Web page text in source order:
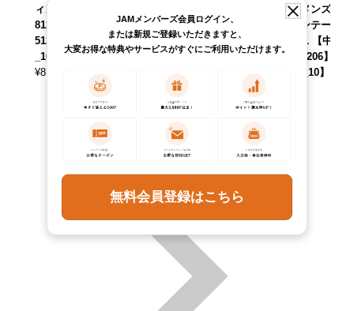
ィンテージ /eaa59
8122 【中古】 【2
51222】 【SS2606
_10】
¥8,690
ジ /eaa615695
【中古】 【26022
8】 【SS2606_1
11,990
ディガン メンズXL
相当 ヴィンテージ
/eaa607651 【中
古】 【260206】
【SS2606_10】
JAMメンバーズ会員ログイン、
または新規ご登録いただきますと、
大変お得な特典やサービスがすぐにご利用いただけます。
無料会員登録はこちら